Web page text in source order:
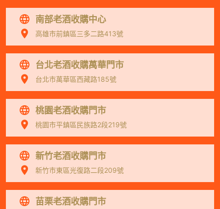
南部老酒收購中心
高雄市前鎮區三多二路413號
台北老酒收購萬華門市
台北市萬華區西藏路185號
桃園老酒收購門市
桃園市平鎮區民族路2段219號
新竹老酒收購門市
新竹市東區光復路二段209號
苗栗老酒收購門市